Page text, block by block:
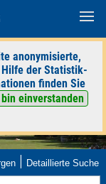
anonymisierte,
der Statistik-
finden Sie
einverstanden
| Detaillierte Suche